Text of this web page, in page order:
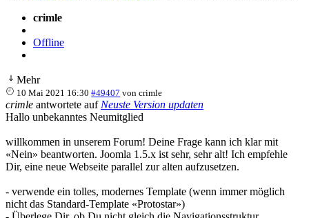
crimle
Offline
Mehr
10 Mai 2021 16:30 #49407 voncrimle
crimle antwortete auf Neuste Version updaten
Hallo unbekanntes Neumitglied
willkommen in unserem Forum! Deine Frage kann ich klar mit
«Nein» beantworten. Joomla 1.5.x ist sehr, sehr alt! Ich empfehle
Dir, eine neue Webseite parallel zur alten aufzusetzen.
- verwende ein tolles, modernes Template (wenn immer möglich
nicht das Standard-Template «Protostar»)